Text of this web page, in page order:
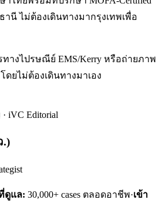
นี ไม่ต้องเดินทางมากรุงเทพเพื่อ
างไปรษณีย์ EMS/Kerry หรือถ่ายภาพ
ดยไม่ต้องเดินทางมาเอง
iVC Editorial
.)
ดูแล: 30,000+ cases ตลอดอาชีพ·เข้า